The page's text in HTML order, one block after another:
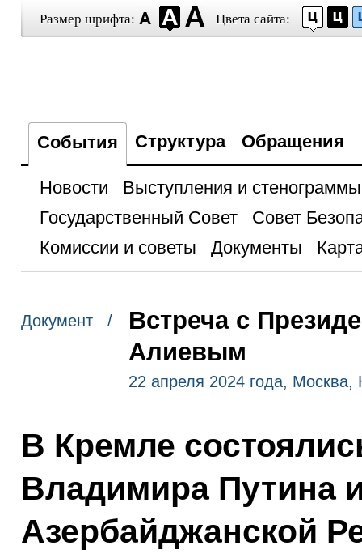
Размер шрифта: Цвета сайта:
События Структура Обращения
Новости
Выступления и стенограммы
Государственный Совет
Совет
Комиссии и советы
Документы
Документ /
Встреча с
Алиевым
22 апреля 2024 года, Москва,
В Кремле
Владимира Путина
Азербайджанской